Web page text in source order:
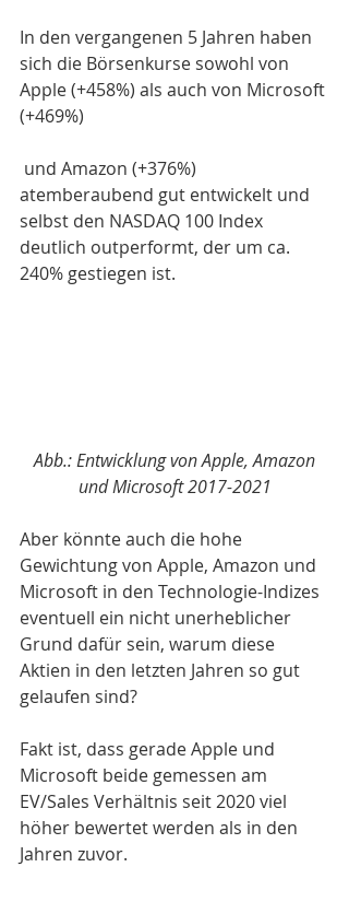
In den vergangenen 5 Jahren haben
sich die Börsenkurse sowohl von
Apple (+458%) als auch von Microsoft
(+469%)
atemberaubend gut entwickelt und
selbst den NASDAQ 100 Index
deutlich outperformt, der um ca.
240% gestiegen ist.
Abb.: Entwicklung von Apple, Amazon
und Microsoft 2017-2021
Aber könnte auch die hohe
Gewichtung von Apple, Amazon und
Microsoft in den Technologie-Indizes
eventuell ein nicht unerheblicher
Grund dafür sein, warum diese
Aktien in den letzten Jahren so gut
gelaufen sind?
Fakt ist, dass gerade Apple und
Microsoft beide gemessen am
EV/Sales Verhältnis seit 2020 viel
höher bewertet werden als in den
Jahren zuvor.